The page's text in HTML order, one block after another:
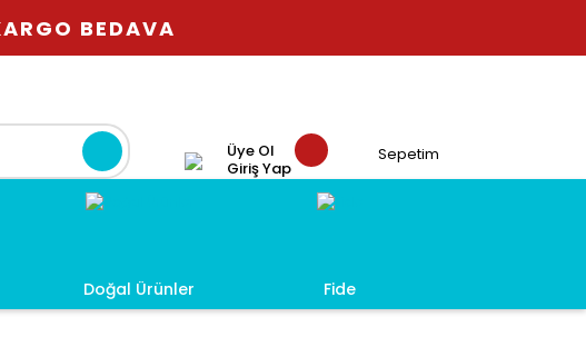
BEDAVA
Üye Ol
Giriş Yap
Sepetim
Doğal Ürünler Fide